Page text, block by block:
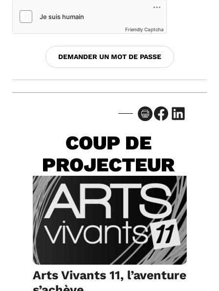
Friendly Captcha
Facebook LinkedIn
COUP DE
PROJECTEUR
Arts Vivants 11, l’aventure